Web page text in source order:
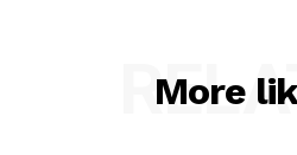
More